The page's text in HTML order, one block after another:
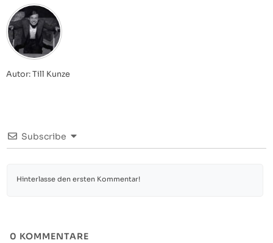
Autor: Till Kunze
Subscribe
0 KOMMENTARE